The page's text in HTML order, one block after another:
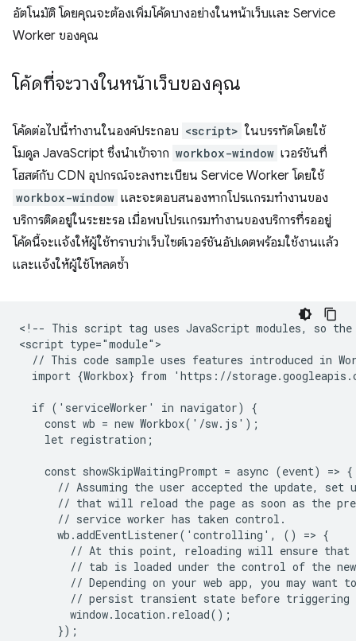
อัตโนมัติ โดยคุณจะต้องเพิ่มโค้ดบางอย่างในหน้าเว็บและ Service
Worker ของคุณ
โค้ดที่จะวางในหน้าเว็บของคุณ
โค้ดต่อไปนี้ทำงานในองค์ประกอบ <script> ในบรรทัดโดยใช้
โมดูล JavaScript ซึ่งนำเข้าจาก workbox-window เวอร์ชันที่
โฮสต์กับ CDN อุปกรณ์จะลงทะเบียน Service Worker โดยใช้
workbox-window และจะตอบสนองหากโปรแกรมทำงานของ
บริการติดอยู่ในระยะรอ เมื่อพบโปรแกรมทำงานของบริการที่รออยู่
โค้ดนี้จะแจ้งให้ผู้ใช้ทราบว่าเว็บไซต์เวอร์ชันอัปเดตพร้อมใช้งานแล้ว
และแจ้งให้ผู้ใช้โหลดซ้ำ
<!-- This script tag uses JavaScript modules, so
<script type="module">
// This code sample uses features introduced in
import {Workbox} from 'https://
  if ('serviceWorker' in navigator) {
    const wb = new Workbox('/sw.js');
    let registration;
    const showSkipWaitingPrompt = async (event) => {
// Assuming the user accepted the update, set
// that will reload the page as soon as the
      // service worker has taken control.
      wb.addEventListener('controlling', () => {
// At this point, reloading will ensure that
// tab is loaded under the control of the
// Depending on your web app, you may want
// persist transient state before triggering
        window.location.reload();
      });